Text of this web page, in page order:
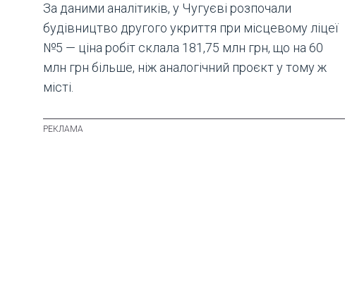
За даними аналітиків, у Чугуєві розпочали
будівництво другого укриття при місцевому ліцеї
№5 — ціна робіт склала 181,75 млн грн, що на 60
млн грн більше, ніж аналогічний проєкт у тому ж
місті.